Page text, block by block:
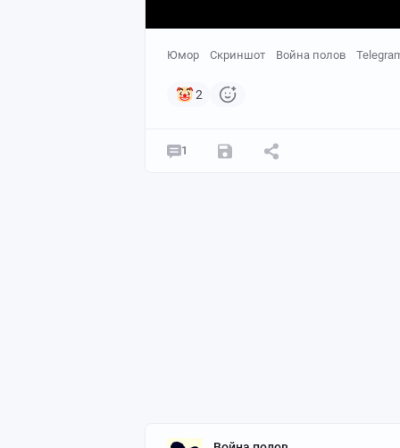
Юмор Скриншот Война полов
2
1